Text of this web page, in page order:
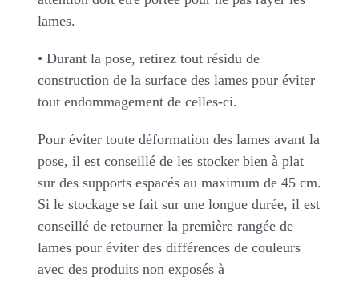
lames.
• Durant la pose, retirez tout résidu de
construction de la surface des lames pour éviter
tout endommagement de celles-ci.
Pour éviter toute déformation des lames avant la
pose, il est conseillé de les stocker bien à plat
sur des supports espacés au maximum de 45 cm.
Si le stockage se fait sur une longue durée, il est
conseillé de retourner la première rangée de
lames pour éviter des différences de couleurs
avec des produits non exposés à